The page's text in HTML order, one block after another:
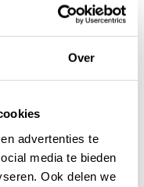
Over
advertenties te
media te bieden
Ook delen we